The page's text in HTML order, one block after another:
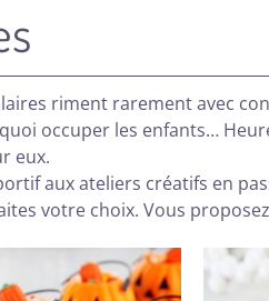
riment rarement avec
occuper les enfants…
eux.
aux ateliers créatifs en
votre choix. Vous